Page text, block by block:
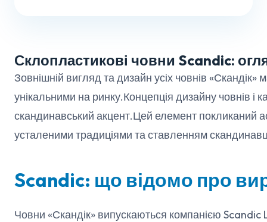
Склопластикові човни Scandic:
Зовнішній вигляд та дизайн усіх човнів «Скандік»
унікальними на ринку.Концепція дизайну човнів і
скандинавський акцент.Цей елемент покликаний
усталеними традиціями та ставленням
Scandic: що відомо про
Човни «Скандік» випускаються компанією